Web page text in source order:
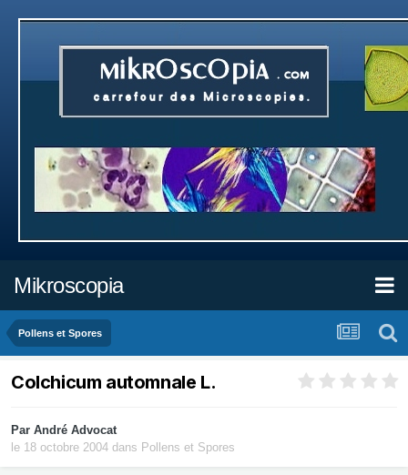
Mikroscopia
Pollens et Spores
Colchicum automnale L.
Par André Advocat
le 18 octobre 2004 dans Pollens et Spores